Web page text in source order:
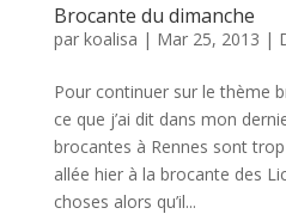
Brocante du dimanche
par koalisa | Mar 25, 2013 |
Pour continuer sur le thème
ce que j’ai dit dans mon
brocantes à Rennes sont
allée hier à la brocante des
choses alors qu’il...